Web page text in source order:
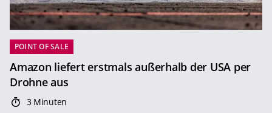
POINT OF SALE
Amazon liefert erstmals außerhalb der USA per
Drohne aus
3 Minuten